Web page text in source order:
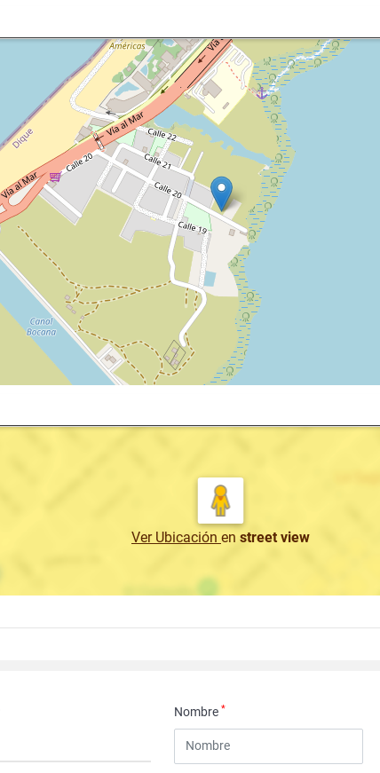
Ver Ubicación en street view
Nombre*